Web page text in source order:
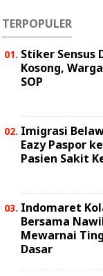
TERPOPULER
Stiker Sensus
Kosong,
SOP
Imigrasi
Eazy Paspor
Pasien Sakit
Indomaret
Bersama
Mewarnai
Dasar